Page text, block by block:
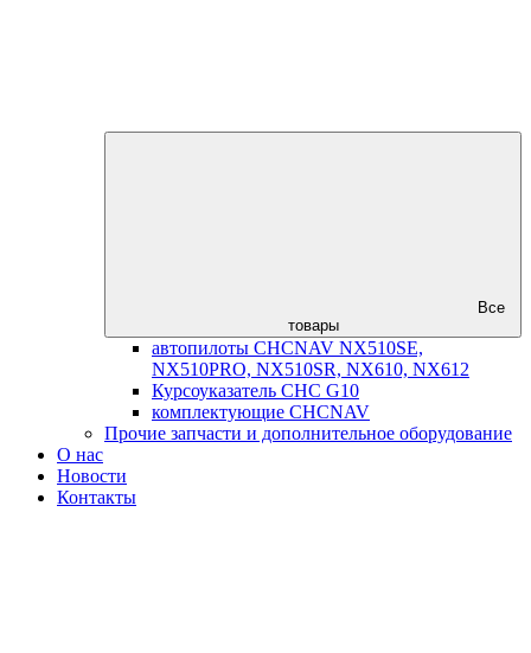
Все
товары
автопилоты CHCNAV NX510SE,
NX510PRO, NX510SR, NX610, NX612
Курсоуказатель CHC G10
комплектующие CHCNAV
Прочие запчасти и дополнительное оборудование
О нас
Новости
Контакты